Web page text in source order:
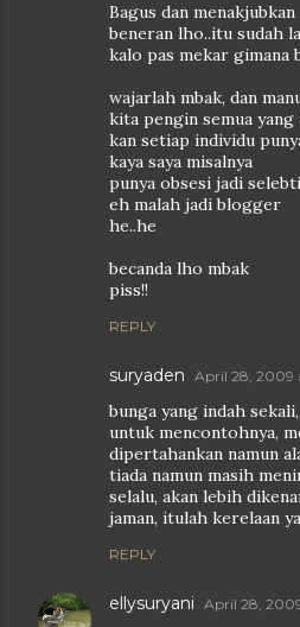
Bagus dan menakjubkan
beneran lho..itu sudah
kalo pas mekar gimana
wajarlah mbak, dan
kita pengin semua
kan setiap individu
kaya saya misalnya
punya obsesi jadi
eh malah jadi blogger
he..he
becanda lho mbak
piss!!
REPLY
suryaden April 28, 2009
bunga yang indah
untuk mencontohnya,
dipertahankan namun
tiada namun masih
selalu, akan lebih
jaman, itulah kerelaan
REPLY
ellysuryani April 28,